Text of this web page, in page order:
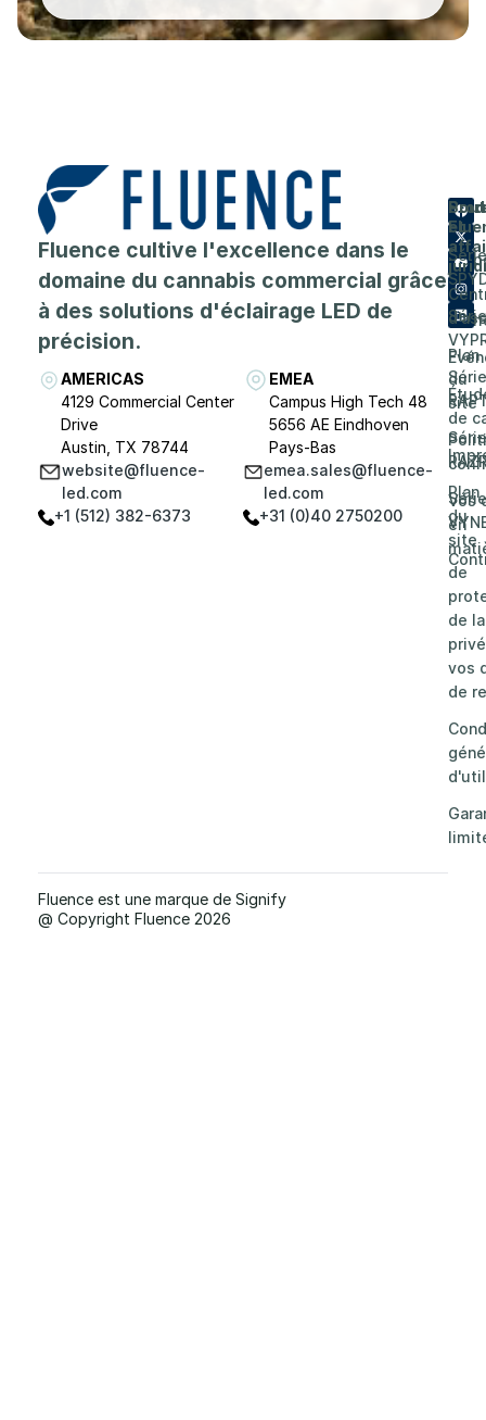
Fluence cultive l'excellence dans le
domaine du cannabis commercial grâce
à des solutions d'éclairage LED de
précision.
AMERICAS
4129 Commercial Center
Drive
Austin, TX 78744
website@fluence-
led.com
+1 (512) 382-6373
EMEA
Campus High Tech 48
5656 AE Eindhoven
Pays-Bas
emea.sales@fluence-
led.com
+31 (0)40 2750200
Série
Série
Série
Série
Série
A
de
de
Plan
du
site
et
Plan
du
site
Vos
en
de
de
vos
de
Fluence est une marque de Signify
@ Copyright Fluence 2026